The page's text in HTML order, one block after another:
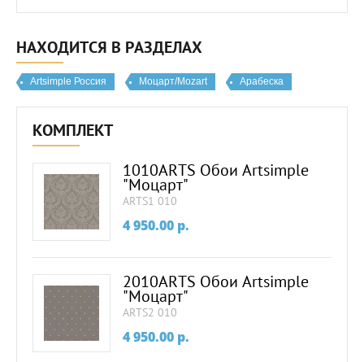
НАХОДИТСЯ В РАЗДЕЛАХ
Artsimple Россия Моцарт/Mozart Арабеска
КОМПЛЕКТ
1010ARTS Обои Artsimple
"Моцарт"
ARTS1 010
4 950.00 p.
2010ARTS Обои Artsimple
"Моцарт"
ARTS2 010
4 950.00 p.